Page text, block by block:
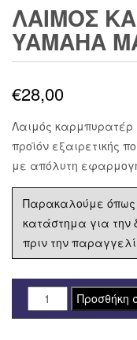
ΛΑΙΜΟΣ
YAMAHA
€28,00
Λαιμός καρμπυρατέρ
προϊόν εξαιρετικής
με απόλυτη
Παρακαλούμε όπως
κατάστημα για την
πριν την
ΛΑΙΜΟΣ
ΚΑΡΜΠΥΡΑΤΕΡ
Προσθήκη